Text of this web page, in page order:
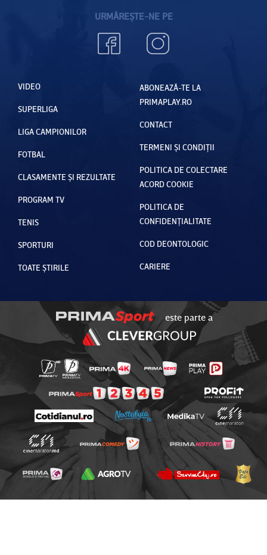
URMĂREȘTE-NE PE
VIDEO
SUPERLIGA
LIGA CAMPIONILOR
FOTBAL
CLASAMENTE ȘI REZULTATE
PROGRAM TV
TENIS
SPORTURI
TOATE ȘTIRILE
ABONEAZĂ-TE LA
PRIMAPLAY.RO
CONTACT
TERMENI ȘI CONDIȚII
POLITICA DE COLECTARE
ACORD COOKIE
POLITICA DE
CONFIDENȚIALITATE
COD DEONTOLOGIC
CARIERE
este parte a